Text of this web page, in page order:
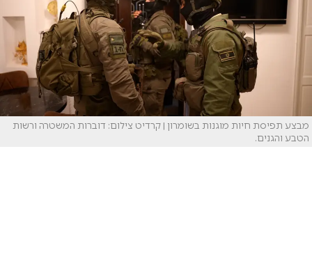
מבצע תפיסת חיות מוגנות בשומרון | קרדיט צילום: דוברות המשטרה ורשות
הטבע והגנים.